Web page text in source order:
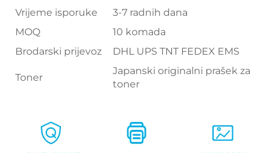
Vrijeme isporuke
3-7 radnih dana
MOQ
10 komada
Brodarski prijevoz
DHL UPS TNT FEDEX EMS
Toner
Japanski originalni prašek za
toner